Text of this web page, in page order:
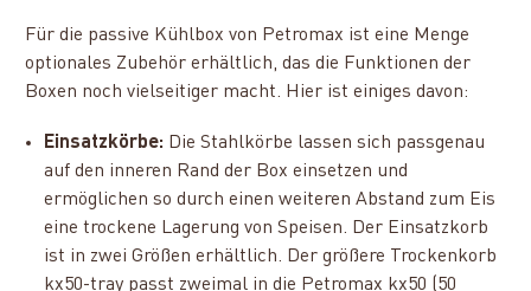
Für die passive Kühlbox von Petromax ist eine Menge
optionales Zubehör erhältlich, das die Funktionen der
Boxen noch vielseitiger macht. Hier ist einiges davon:
Einsatzkörbe: Die Stahlkörbe lassen sich passgenau
auf den inneren Rand der Box einsetzen und
ermöglichen so durch einen weiteren Abstand zum Eis
eine trockene Lagerung von Speisen. Der Einsatzkorb
ist in zwei Größen erhältlich. Der größere Trockenkorb
kx50-tray passt zweimal in die Petromax kx50 (50